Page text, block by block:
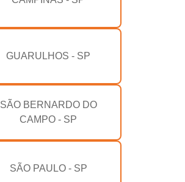
GUARULHOS - SP
SÃO BERNARDO DO
CAMPO - SP
SÃO PAULO - SP